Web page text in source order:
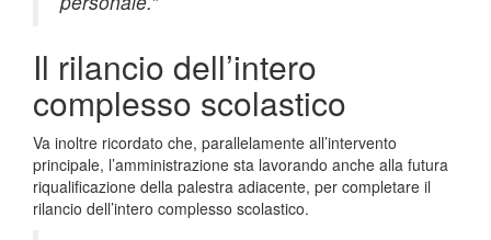
Il rilancio dell’intero
complesso scolastico
Va inoltre ricordato che, parallelamente all’intervento
principale, l’amministrazione sta lavorando anche alla futura
riqualificazione della palestra adiacente, per completare il
rilancio dell’intero complesso scolastico.